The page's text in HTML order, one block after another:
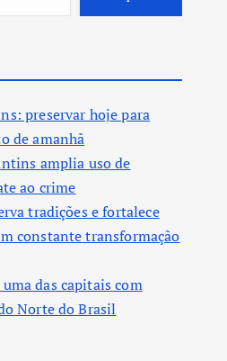
preservar hoje para
de amanhã
amplia uso de
ao crime
tradições e fortalece
constante transformação
das capitais com
Norte do Brasil